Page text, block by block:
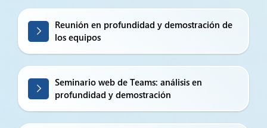
Reunión en profundidad y demostración de
los equipos
Seminario web de Teams: análisis en
profundidad y demostración